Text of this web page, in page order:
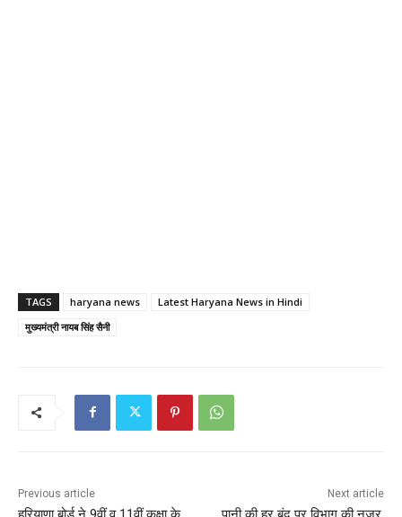
TAGS haryana news
Latest Haryana News in Hindi
मुख्यमंत्री नायब सिंह सैनी
Previous article Next article